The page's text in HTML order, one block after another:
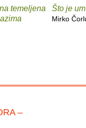
temeljena
Što je
Mirko
–